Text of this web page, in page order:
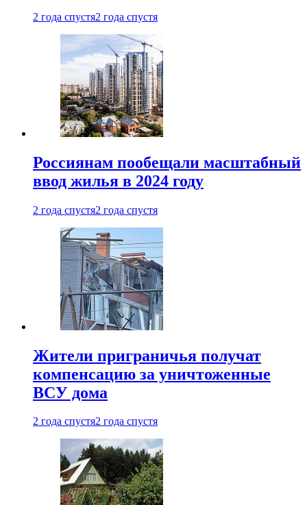
2 года спустя2 года спустя
Россиянам пообещали масштабный
ввод жилья в 2024 году
2 года спустя2 года спустя
Жители приграничья получат
компенсацию за уничтоженные
ВСУ дома
2 года спустя2 года спустя